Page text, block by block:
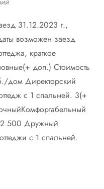
31.12.2023 г.,
возможен заезд
краткое
доп.) Стоимость
дом Директорский
с 1 спальней. 3(+
500 Дружный
с 1 спальней.